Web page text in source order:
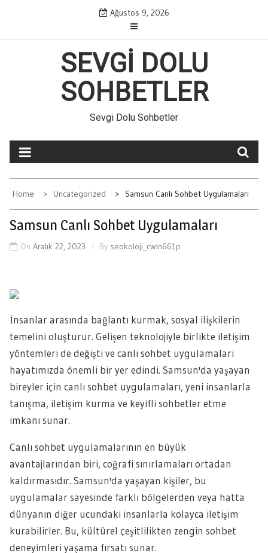
content
Ağustos 9, 2026
SEVGI DOLU
SOHBETLER
Sevgi Dolu Sohbetler
Home Uncategorized Samsun Canlı Sohbet Uygulamaları
Samsun Canlı Sohbet Uygulamaları
On Aralık 22, 2023 By seokoloji_cwln661p
İnsanlar arasında bağlantı kurmak, sosyal ilişkilerin
temelini oluşturur. Gelişen teknolojiyle birlikte iletişim
yöntemleri de değişti ve canlı sohbet uygulamaları
hayatımızda önemli bir yer edindi. Samsun'da yaşayan
bireyler için canlı sohbet uygulamaları, yeni insanlarla
tanışma, iletişim kurma ve keyifli sohbetler etme
imkanı sunar.
Canlı sohbet uygulamalarının en büyük
avantajlarından biri, coğrafi sınırlamaları ortadan
kaldırmasıdır. Samsun'da yaşayan kişiler, bu
uygulamalar sayesinde farklı bölgelerden veya hatta
dünyanın diğer ucundaki insanlarla kolayca iletişim
kurabilirler. Bu, kültürel çeşitlilikten zengin sohbet
deneyimleri yaşama fırsatı sunar.